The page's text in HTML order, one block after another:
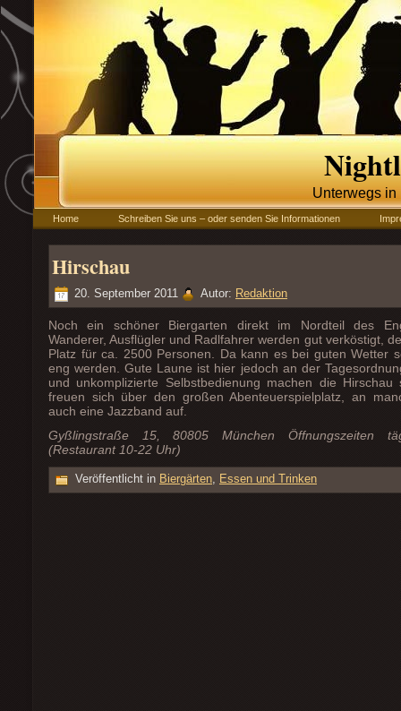
Unterwegs in
Home Schreiben Sie uns – oder senden Sie Informationen
Hirschau
20. September 2011 Autor: Redaktion
Noch ein schöner Biergarten direkt im Nordteil des
Wanderer, Ausflügler und Radlfahrer werden gut verköstigt,
Platz für ca. 2500 Personen. Da kann es bei guten Wetter
eng werden. Gute Laune ist hier jedoch an der
und unkomplizierte Selbstbedienung machen die Hirschau
freuen sich über den großen Abenteuerspielplatz, an
auch eine Jazzband auf.
Gyßlingstraße 15, 80805 München Öffnungszeiten
(Restaurant 10-22 Uhr)
Veröffentlicht in Biergärten, Essen und Trinken